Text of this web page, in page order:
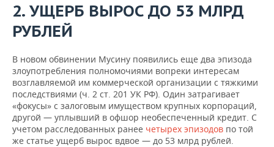
2. УЩЕРБ ВЫРОС ДО 53 МЛРД
РУБЛЕЙ
В новом обвинении Мусину появились еще два эпизода
злоупотребления полномочиями вопреки интересам
возглавляемой им коммерческой организации с тяжкими
последствиями (ч. 2 ст. 201 УК РФ). Один затрагивает
«фокусы» с залоговым имуществом крупных корпораций,
другой — уплывший в офшор необеспеченный кредит. С
учетом расследованных ранее четырех эпизодов по той
же статье ущерб вырос вдвое — до 53 млрд рублей.